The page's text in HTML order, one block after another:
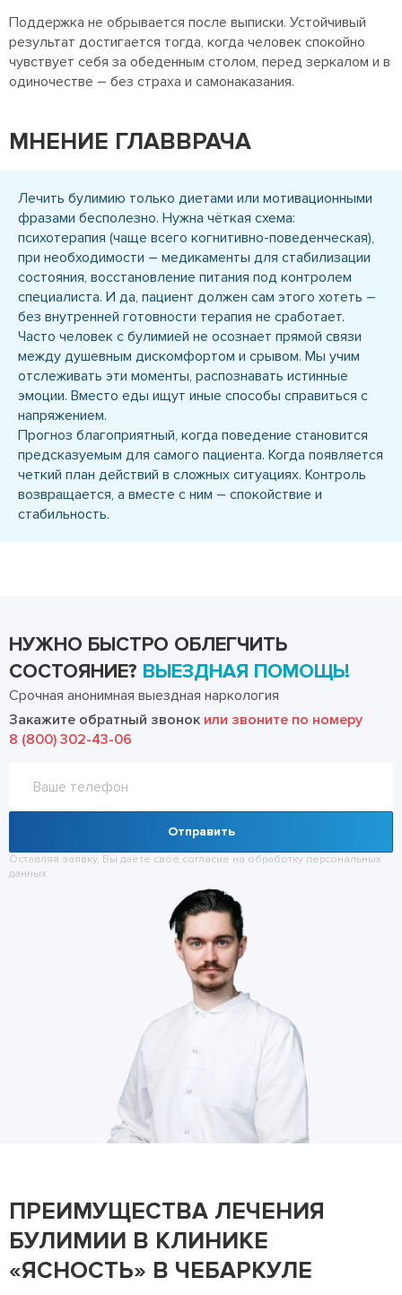
Поддержка не обрывается после выписки. Устойчивый
результат достигается тогда, когда человек спокойно
чувствует себя за обеденным столом, перед зеркалом и в
одиночестве – без страха и самонаказания.
МНЕНИЕ ГЛАВВРАЧА
Лечить булимию только диетами или мотивационными
фразами бесполезно. Нужна чёткая схема:
психотерапия (чаще всего когнитивно-поведенческая),
при необходимости – медикаменты для стабилизации
состояния, восстановление питания под контролем
специалиста. И да, пациент должен сам этого хотеть –
без внутренней готовности терапия не сработает.
Часто человек с булимией не осознает прямой связи
между душевным дискомфортом и срывом. Мы учим
отслеживать эти моменты, распознавать истинные
эмоции. Вместо еды ищут иные способы справиться с
напряжением.
Прогноз благоприятный, когда поведение становится
предсказуемым для самого пациента. Когда появляется
четкий план действий в сложных ситуациях. Контроль
возвращается, а вместе с ним – спокойствие и
стабильность.
НУЖНО БЫСТРО ОБЛЕГЧИТЬ
СОСТОЯНИЕ? ВЫЕЗДНАЯ ПОМОЩЬ!
Срочная анонимная выездная наркология
Закажите обратный звонок или звоните по номеру
8 (800) 302-43-06
Отправить
Оставляя заявку, Вы даёте своё согласие на обработку персональных
данных
ПРЕИМУЩЕСТВА ЛЕЧЕНИЯ
БУЛИМИИ В КЛИНИКЕ
«ЯСНОСТЬ» В ЧЕБАРКУЛЕ